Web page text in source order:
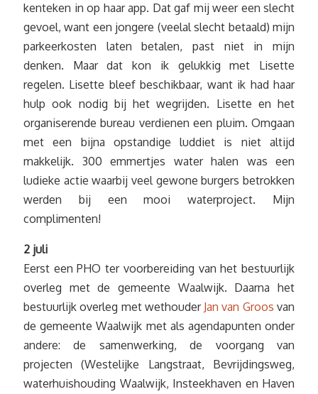
kenteken in op haar app. Dat gaf mij weer een slecht
gevoel, want een jongere (veelal slecht betaald) mijn
parkeerkosten laten betalen, past niet in mijn
denken. Maar dat kon ik gelukkig met Lisette
regelen. Lisette bleef beschikbaar, want ik had haar
hulp ook nodig bij het wegrijden. Lisette en het
organiserende bureau verdienen een pluim. Omgaan
met een bijna opstandige luddiet is niet altijd
makkelijk. 300 emmertjes water halen was een
ludieke actie waarbij veel gewone burgers betrokken
werden bij een mooi waterproject. Mijn
complimenten!
2 juli
Eerst een PHO ter voorbereiding van het bestuurlijk
overleg met de gemeente Waalwijk. Daarna het
bestuurlijk overleg met wethouder Jan van Groos van
de gemeente Waalwijk met als agendapunten onder
andere: de samenwerking, de voorgang van
projecten (Westelijke Langstraat, Bevrijdingsweg,
waterhuishouding Waalwijk, Insteekhaven en Haven